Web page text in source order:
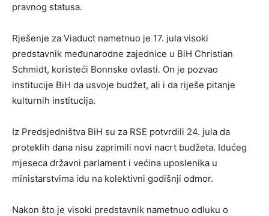
pravnog statusa.
Rješenje za Viaduct nametnuo je 17. jula visoki
predstavnik međunarodne zajednice u BiH Christian
Schmidt, koristeći Bonnske ovlasti. On je pozvao
institucije BiH da usvoje budžet, ali i da riješe pitanje
kulturnih institucija.
Iz Predsjedništva BiH su za RSE potvrdili 24. jula da
proteklih dana nisu zaprimili novi nacrt budžeta. Idućeg
mjeseca državni parlament i većina uposlenika u
ministarstvima idu na kolektivni godišnji odmor.
Nakon što je visoki predstavnik nametnuo odluku o